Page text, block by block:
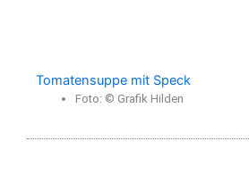
Tomatensuppe mit Speck
Foto: © Grafik Hilden